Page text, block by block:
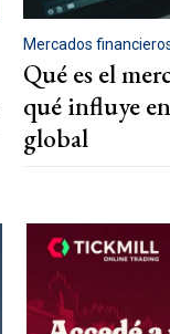
Mercados
Qué es el
qué influye
global